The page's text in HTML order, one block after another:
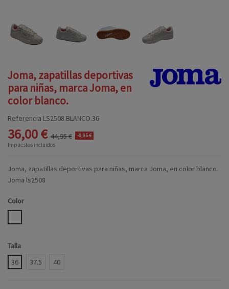
Joma, zapatillas deportivas
para niñas, marca Joma, en
color blanco.
Referencia LS2508.BLANCO.36
36,00 € 44,95 € -8,95 €
Impuestos incluidos
Joma, zapatillas deportivas para niñas, marca Joma, en color blanco.
Joma ls2508
Color
Talla
36
37.5 40